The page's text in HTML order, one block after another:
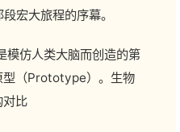
宏大旅程的序幕。
模仿人类大脑而创造的第
型（Prototype）。生物
对比